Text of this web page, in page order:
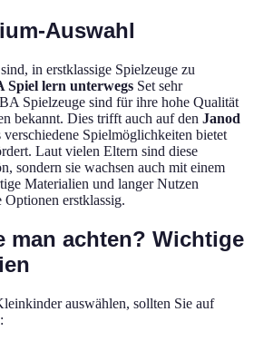
Auswahl
in erstklassige Spielzeuge zu
Spiel lern unterwegs Set sehr
Spielzeuge sind für ihre hohe Qualität
bekannt. Dies trifft auch auf den Janod
verschiedene Spielmöglichkeiten bietet
Laut vielen Eltern sind diese
sondern sie wachsen auch mit einem
Materialien und langer Nutzen
Optionen erstklassig.
man achten? Wichtige
auswählen, sollten Sie auf